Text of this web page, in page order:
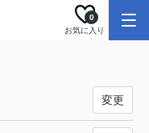
お気に入り
0
変更